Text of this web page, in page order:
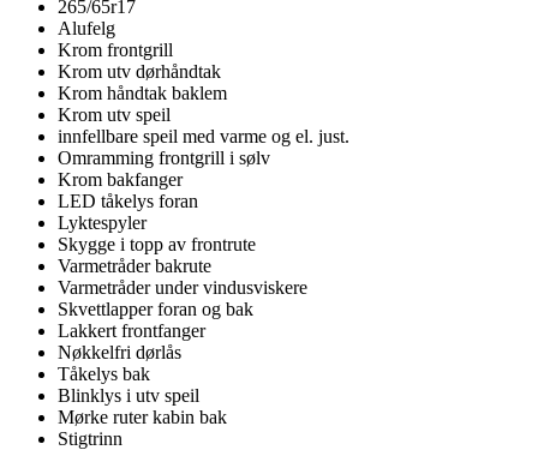
265/65r17
Alufelg
Krom frontgrill
Krom utv dørhåndtak
Krom håndtak baklem
Krom utv speil
innfellbare speil med varme og el. just.
Omramming frontgrill i sølv
Krom bakfanger
LED tåkelys foran
Lyktespyler
Skygge i topp av frontrute
Varmetråder bakrute
Varmetråder under vindusviskere
Skvettlapper foran og bak
Lakkert frontfanger
Nøkkelfri dørlås
Tåkelys bak
Blinklys i utv speil
Mørke ruter kabin bak
Stigtrinn